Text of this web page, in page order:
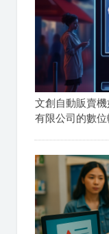
文創自動販賣
有限公司的數